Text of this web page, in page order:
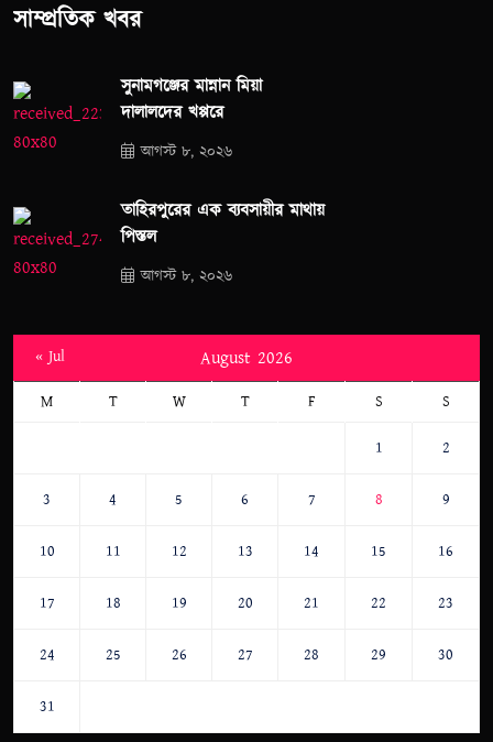
সাম্প্রতিক খবর
সুনামগঞ্জের মান্নান মিয়া
দালালদের খপ্পরে
আগস্ট ৮, ২০২৬
তাহিরপুরের এক ব্যবসায়ীর মাথায়
পিস্তল
আগস্ট ৮, ২০২৬
August 2026
M T W T F S S
1 2
3 4 5 6 7 8 9
10 11 12 13 14 15 16
17 18 19 20 21 22 23
24 25 26 27 28 29 30
31
« Jul